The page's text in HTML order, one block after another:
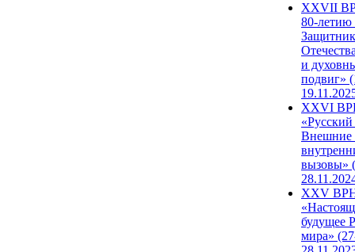
ХХVII
80-
и
подвиг»
XXVI
Внешние
вызовы»
XXV
будущее
мира»